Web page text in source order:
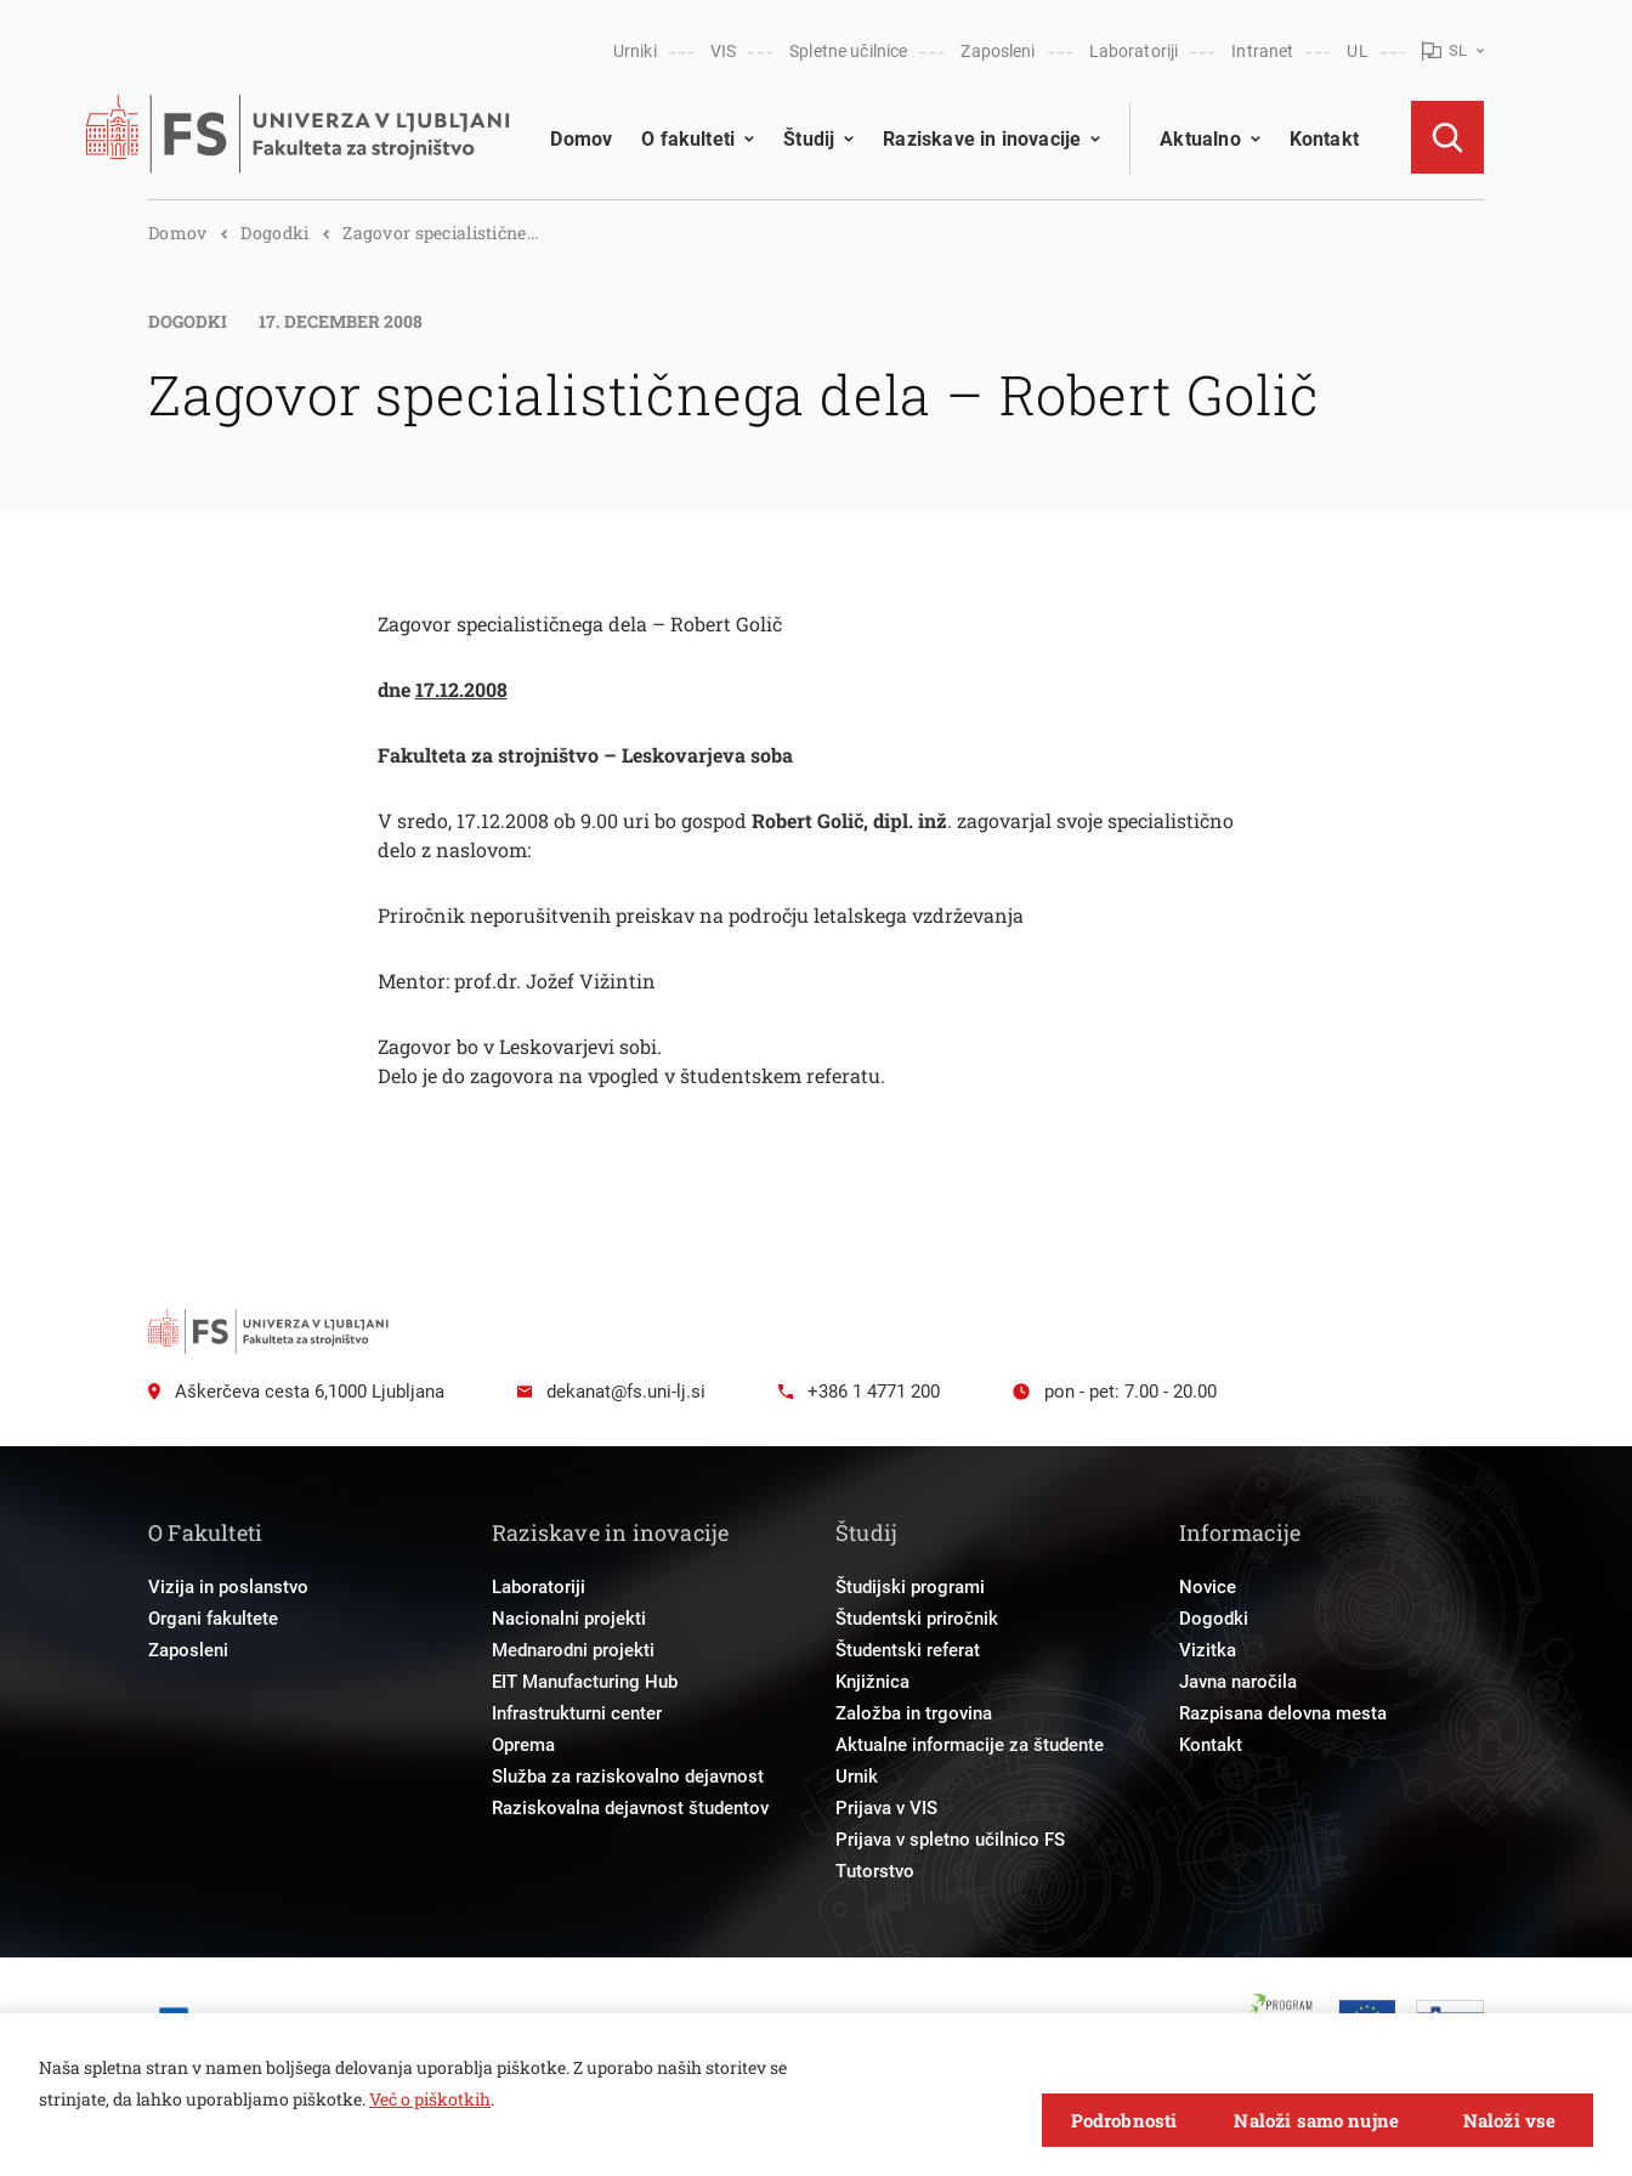
Urniki VIS Spletne učilnice Zaposleni Laboratoriji Intranet UL SL
Domov O fakulteti Študij Raziskave in inovacije Aktualno Kontakt
Išči
Domov Dogodki Zagovor specialistične...
DOGODKI 17. DECEMBER 2008
Zagovor specialističnega dela – Robert Golič
Zagovor specialističnega dela – Robert Golič
dne17.12.2008
Fakulteta za strojništvo – Leskovarjeva soba
V sredo, 17.12.2008 ob 9.00 uri bo gospod Robert Golič, dipl. inž. zagovarjal svoje specialistično
delo z naslovom:
Priročnik neporušitvenih preiskav na področju letalskega vzdrževanja
Mentor: prof.dr. Jožef Vižintin
Zagovor bo v Leskovarjevi sobi.
Delo je do zagovora na vpogled v študentskem referatu.
Aškerčeva cesta 6,1000 Ljubljana dekanat@fs.uni-lj.si +386 1 4771 200 pon - pet: 7.00 - 20.00
O Fakulteti
Vizija in poslanstvo
Organi fakultete
Zaposleni
Raziskave in inovacije
Laboratoriji
Nacionalni projekti
Mednarodni projekti
EIT Manufacturing Hub
Infrastrukturni center
Oprema
Služba za raziskovalno dejavnost
Raziskovalna dejavnost študentov
Študij
Študijski programi
Študentski priročnik
Študentski referat
Knjižnica
Založba in trgovina
Aktualne informacije za študente
Urnik
Prijava v VIS
Prijava v spletno učilnico FS
Tutorstvo
Informacije
Novice
Dogodki
Vizitka
Javna naročila
Razpisana delovna mesta
Kontakt
Naša spletna stran v namen boljšega delovanja uporablja piškotke. Z uporabo naših storitev se
strinjate, da lahko uporabljamo piškotke.Več o piškotkih.
Podrobnosti Naloži samo nujne Naloži vse